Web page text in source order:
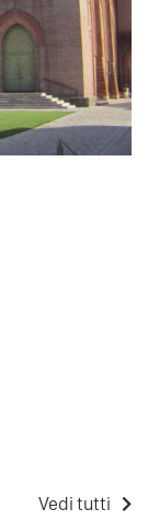
Vedi tutti